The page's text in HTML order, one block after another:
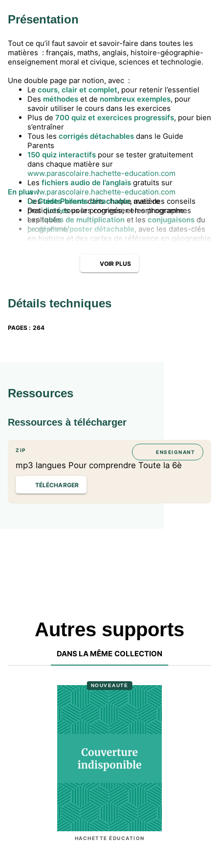
Présentation
Tout ce qu’il faut savoir et savoir-faire dans toutes les
matières : français, maths, anglais, histoire-géographie-
enseignement moral et civique, sciences et technologie.
Une double page par notion, avec :
Le cours, clair et complet, pour retenir l’essentiel
Des méthodes et de nombreux exemples, pour
savoir utiliser le cours dans les exercices
Plus de 700 quiz et exercices progressifs, pour bien
s’entraîner
Tous les corrigés détachables dans le Guide
Parents
150 quiz interactifs pour se tester gratuitement
dans chaque matière sur
www.parascolaire.hachette-education.com
Les fichiers audio de l’anglais gratuits sur
www.parascolaire.hachette-education.com
Destests-bilansdans chaque matière
Desdictéespour progresser en orthographe
Lestables de multiplication et les conjugaisons du
programme
En plus !
Le Guide Parents détachable, avec des conseils
pratiques, tous les corrigés, et les programmes
expliqués
Le dépliant/poster détachable, avec les dates-clés
en histoire et des cartes de référence en géographie
VOIR PLUS
Détails techniques
PAGES : 264
Ressources
Ressources à télécharger
ZIP
mp3 langues Pour comprendre Toute la 6è
ENSEIGNANT
TÉLÉCHARGER
Autres supports
DANS LA MÊME COLLECTION
NOUVEAUTÉ
HACHETTE ÉDUCATION